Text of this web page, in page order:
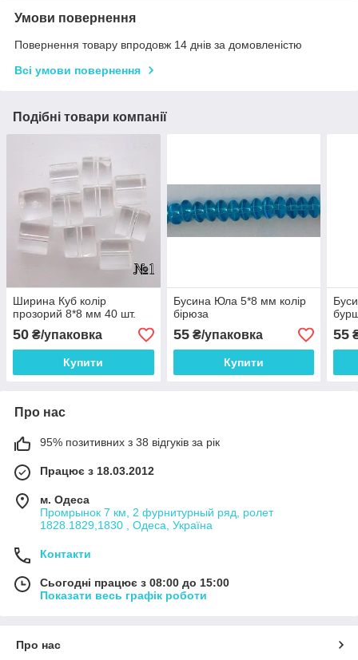
Умови повернення
Повернення товару впродовж 14 днів за домовленістю
Всі умови повернення
Подібні товари компанії
Ширина Куб колір
прозорий 8*8 мм 40 шт.
50 ₴/упаковка
Купити
Бусина Юла 5*8 мм колір
бірюза
55₴/упаковка
Купити
55
Про нас
95% позитивних з 38 відгуків за рік
Працює з 18.03.2012
м. Одеса
Промрынок 7 км, 2 фурнитурный ряд, ролет
1828.1829,1830 , Одеса, Україна
Контакти
Сьогодні працює з 08:00 до 15:00
Показати весь графік роботи
Про нас